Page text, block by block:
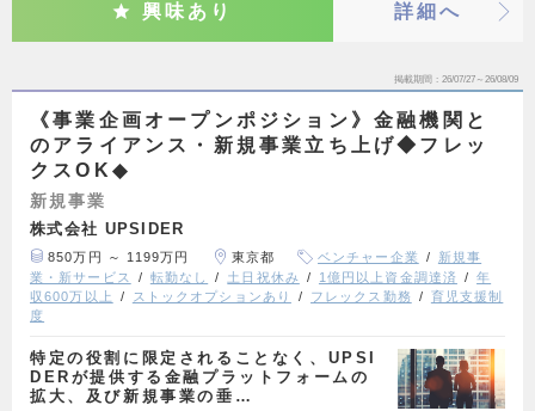
興味あり 詳細へ
掲載期間 26/07/27～26/08/09
《事業企画オープンポジション》金融機関と
のアライアンス・新規事業立ち上げ◆フレッ
クスOK◆
新規事業
株式会社 UPSIDER
850万円 ～ 1199万円 東京都 ベンチャー企業
新規事
業・新サービス
転勤なし 土日祝休み 1億円以上資金調達済
年
収600万以上
ストックオプションあり フレックス勤務
育児支援制
度
特定の役割に限定されることなく、UPSI
DERが提供する金融プラットフォームの
拡大、及び新規事業の垂…